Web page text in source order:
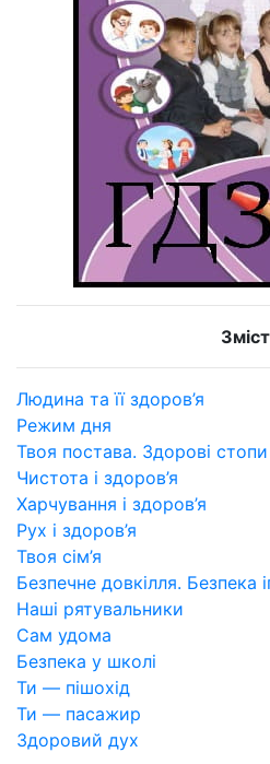
Зміст
Людина та її здоров’я
Режим дня
Твоя постава. Здорові стопи
Чистота і здоров’я
Харчування і здоров’я
Рух і здоров’я
Твоя сім’я
Безпечне довкілля. Безпека
Наші рятувальники
Сам удома
Безпека у школі
Ти — пішохід
Ти — пасажир
Здоровий дух